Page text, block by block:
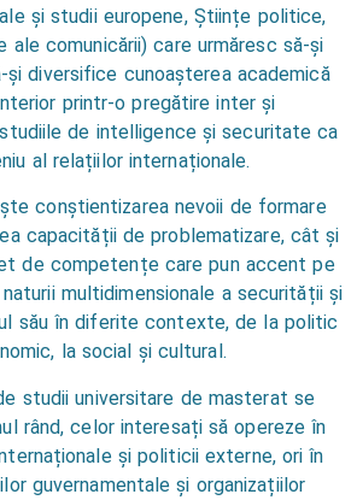
și studii europene, Științe politice,
ale comunicării) care urmăresc să-și
diversifice cunoașterea academică
printr-o pregătire inter și
de intelligence și securitate ca
al relațiilor internaționale.
conștientizarea nevoii de formare
capacității de problematizare, cât și
de competențe care pun accent pe
multidimensionale a securității și
său în diferite contexte, de la politic
la social și cultural.
studii universitare de masterat se
rând, celor interesați să opereze în
și politicii externe, ori în
guvernamentale și organizațiilor